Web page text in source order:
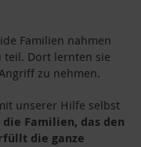
Familien nahmen
teil. Dort lernten sie
zu nehmen.
unserer Hilfe selbst
Familien, das den
die ganze